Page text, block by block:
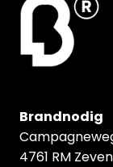
Brandnodig
4761 RM